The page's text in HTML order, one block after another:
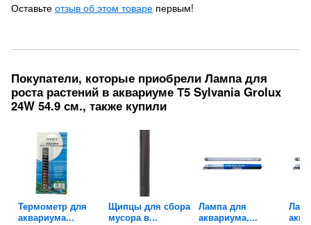
Оставьте отзыв об этом товаре первым!
Покупатели, которые приобрели Лампа для
роста растений в аквариуме Т5 Sylvania Grolux
24W 54.9 см., также купили
Термометр для
аквариума...
Щипцы для сбора
мусора в...
Лампа для
аквариума,...